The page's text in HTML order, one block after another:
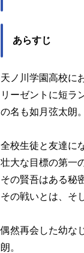
あらすじ
天ノ川学園高校に
リーゼントに短ラ
の名も如月弦太朗。
全校生徒と友達に
壮大な目標の第一
その賢吾はある秘
その戦いとは、そ
偶然再会した幼な
朗。